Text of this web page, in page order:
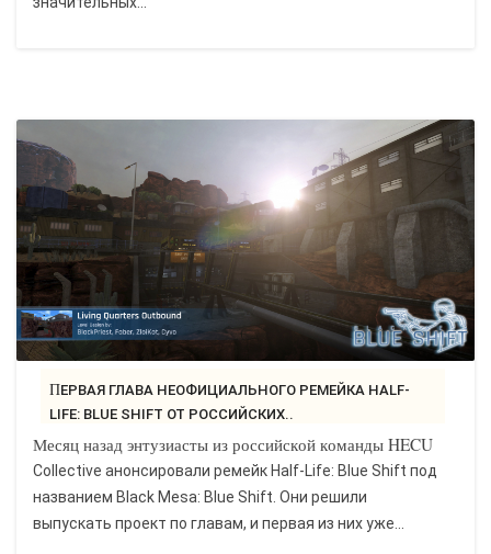
ПЕРВАЯ ГЛАВА НЕОФИЦИАЛЬНОГО РЕМЕЙКА HALF-
LIFE: BLUE SHIFT ОТ РОССИЙСКИХ..
Месяц назад энтузиасты из российской команды HECU
Collective анонсировали ремейк Half-Life: Blue Shift под
названием Black Mesa: Blue Shift. Они решили
выпускать проект по главам, и первая из них уже...